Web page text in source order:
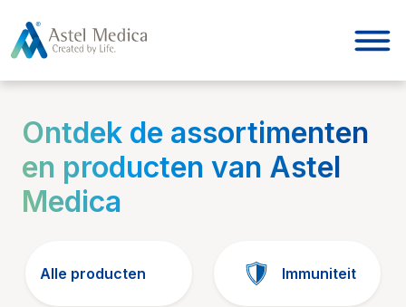
Ontdek de assortimenten
en producten van Astel
Medica
Alle producten Immuniteit